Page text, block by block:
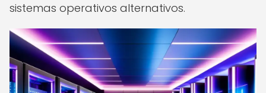
sistemas operativos alternativos.